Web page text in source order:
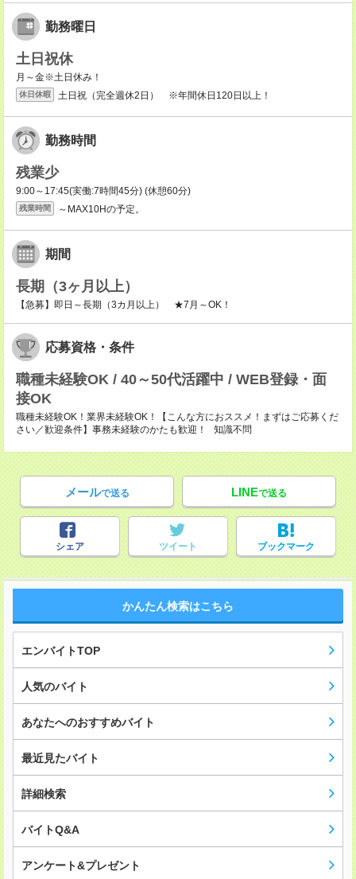
勤務曜日
土日祝休
月～金※土日休み！
休日休暇 土日祝（完全週休2日） ※年間休日120日以上！
勤務時間
残業少
9:00～17:45(実働:7時間45分) (休憩60分)
残業時間 ～MAX10Hの予定。
期間
長期（3ヶ月以上）
【急募】即日～長期（3カ月以上） ★7月～OK！
応募資格・条件
職種未経験OK / 40～50代活躍中 / WEB登録・面
接OK
職種未経験OK！業界未経験OK！【こんな方におススメ！まずはご応募くだ
さい／歓迎条件】事務未経験のかたも歓迎！ 知識不問
メールで送る LINEで送る
シェア ツイート ブックマーク
かんたん検索はこちら
エンバイトTOP
人気のバイト
あなたへのおすすめバイト
最近見たバイト
詳細検索
バイトQ&A
アンケート&プレゼント